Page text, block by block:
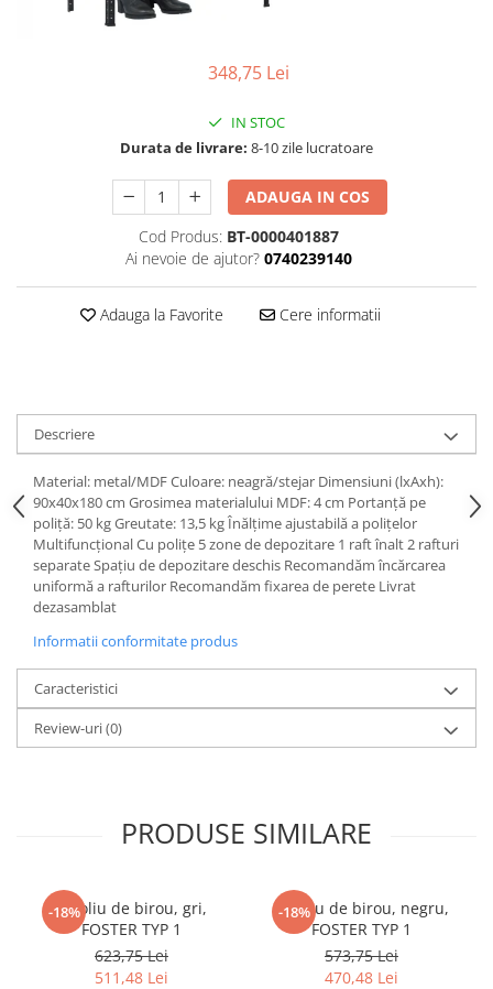
Mese bucatarie /dining
Comode lux-ultramoderne
Dulapuri haine si Sifoniere
Masute de toaleta
Noptiere dormitor
Paturi lemn & pal
Paturi metalice
Paturi tapitate
Saltele
Seturi dormitoare complete
Suporturi saltea/Somiere/Gratii
pentru pat
Mobilier Hol/Cuiere
Banci pentru asteptare
Colectia casmir -seturi
cuiere/mobila hol Rai casmir
Set mobilier Hol modern cu
panouri tapitate
Mobilier Birou
Fotolii
348,75 Lei
IN STOC
Durata de livrare: 8-10 zile lucratoare
ADAUGA IN COS
Cod Produs: BT-0000401887
Ai nevoie de ajutor? 0740239140
Adauga la Favorite Cere informatii
Descriere
Material: metal/MDF Culoare: neagră/stejar Dimensiuni (lxAxh):
90x40x180 cm Grosimea materialului MDF: 4 cm Portanţă pe
poliţă: 50 kg Greutate: 13,5 kg Înălţime ajustabilă a poliţelor
Multifuncţional Cu poliţe 5 zone de depozitare 1 raft înalt 2 rafturi
separate Spaţiu de depozitare deschis Recomandăm încărcarea
uniformă a rafturilor Recomandăm fixarea de perete Livrat
dezasamblat
Informatii conformitate produs
Caracteristici
Review-uri(0)
PRODUSE SIMILARE
-18%
Fotoliu de birou, gri,
FOSTER TYP 1
623,75 Lei
511,48 Lei
-18%
Fotoliu de birou, negru,
FOSTER TYP 1
573,75 Lei
470,48 Lei